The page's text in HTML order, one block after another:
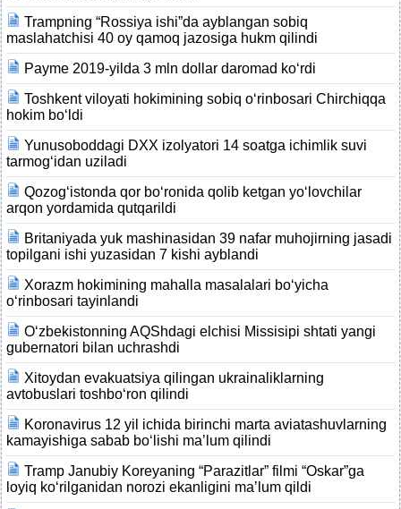
Trampning “Rossiya ishi”da ayblangan sobiq
maslahatchisi 40 oy qamoq jazosiga hukm qilindi
Payme 2019-yilda 3 mln dollar daromad ko‘rdi
Toshkent viloyati hokimining sobiq o‘rinbosari Chirchiqqa
hokim bo‘ldi
Yunusoboddagi DXX izolyatori 14 soatga ichimlik suvi
tarmog‘idan uziladi
Qozog‘istonda qor bo‘ronida qolib ketgan yo‘lovchilar
arqon yordamida qutqarildi
Britaniyada yuk mashinasidan 39 nafar muhojirning jasadi
topilgani ishi yuzasidan 7 kishi ayblandi
Xorazm hokimining mahalla masalalari bo‘yicha
o‘rinbosari tayinlandi
O‘zbekistonning AQShdagi elchisi Missisipi shtati yangi
gubernatori bilan uchrashdi
Xitoydan evakuatsiya qilingan ukrainaliklarning
avtobuslari toshbo‘ron qilindi
Koronavirus 12 yil ichida birinchi marta aviatashuvlarning
kamayishiga sabab bo‘lishi ma’lum qilindi
Tramp Janubiy Koreyaning “Parazitlar” filmi “Oskar”ga
loyiq ko‘rilganidan norozi ekanligini ma’lum qildi